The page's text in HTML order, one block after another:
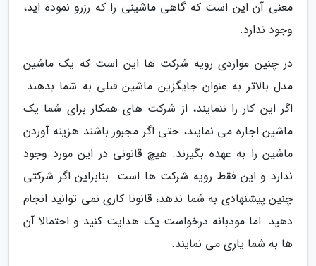
معنی آن این است که گاهی ماشینی را که رزرو نموده اید،
وجود ندارد.
در چنین مواردی رویه شرکت ها این است که یک ماشین
مدل بالاتر به عنوان جایگزین ماشین قبلی به شما بدهند.
اگر این کار را ننمایند، از شرکت های همکار برای شما یک
ماشین اجاره می ­نمایند، حتی اگر مجبور باشند هزینه آوردن
ماشین را به عهده بگیرند. هیچ قانونی در این مورد وجود
ندارد و این فقط رویه شرکت ­ها است. بنابراین اگر شرکتی
چنین پیشنهادی به شما ندهد، قانونا کاری نمی­ توانید انجام
دهید. اما مودبانه درخواست یک هدایت کنید و احتمالا آن
ها به شما یاری می نمایند.